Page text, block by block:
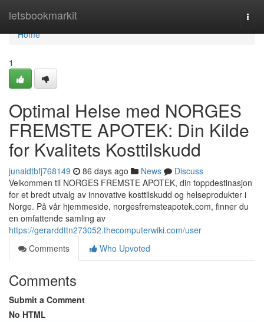
letsbookmarkit
Home
Home
1
Optimal Helse med NORGES
FREMSTE APOTEK: Din Kilde
for Kvalitets Kosttilskudd
junaidtbfj768149 86 days ago News
Discuss
Velkommen til NORGES FREMSTE APOTEK, din toppdestinasjon
for et bredt utvalg av innovative kosttilskudd og helseprodukter i
Norge. På vår hjemmeside, norgesfremsteapotek.com, finner du
en omfattende samling av
https://gerarddttn273052.thecomputerwiki.com/user
Comments
Who Upvoted
Comments
Submit a Comment
No HTML